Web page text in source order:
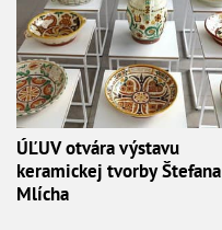
ÚĽUV otvára výstavu
keramickej tvorby Štefana
Mlícha